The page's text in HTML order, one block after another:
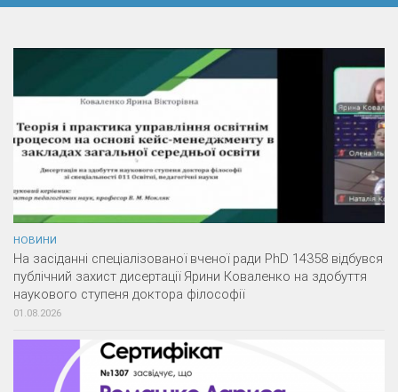
НОВИНИ
На засіданні спеціалізованої вченої ради PhD 14358 відбувся
публічний захист дисертації Ярини Коваленко на здобуття
наукового ступеня доктора філософії
01.08.2026